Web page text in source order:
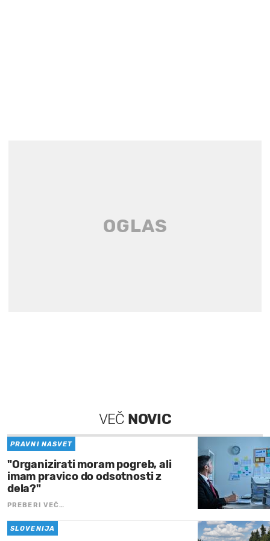
VEČ NOVIC
PRAVNI NASVET
"Organizirati moram pogreb, ali
imam pravico do odsotnosti z
dela?"
PREBERI VEČ…
SLOVENIJA